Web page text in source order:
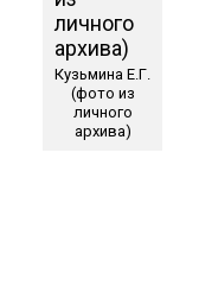
Кузьмина Е.Г.
(фото из
личного
архива)